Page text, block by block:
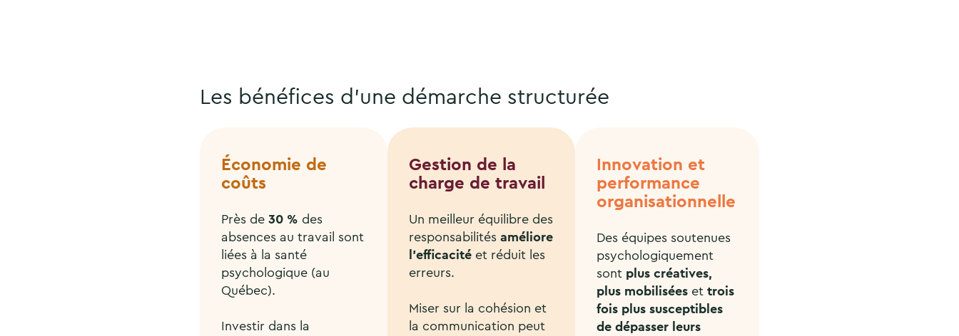
Les bénéfices d’une démarche structurée
Économie de
coûts
Près de 30 % des
absences au travail sont
liées à la santé
psychologique (au
Québec).
Investir dans la
Gestion de la
charge de travail
Un meilleur équilibre des
responsabilitésaméliore
l’efficacité et réduit les
erreurs.
Miser sur la cohésion et
la communication peut
Innovation et
performance
organisationnelle
Des équipes soutenues
psychologiquement
sont plus créatives,
plus mobilisées et trois
fois plus susceptibles
de dépasser leurs